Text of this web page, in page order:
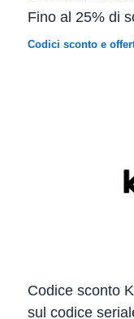
Fino al 25% di
Codici sconto e
Codice sconto
sul codice